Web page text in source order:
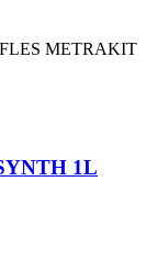
METRAKIT
1L